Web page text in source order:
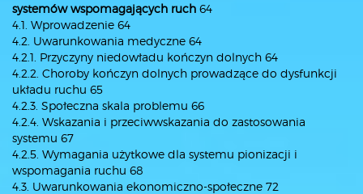
systemów wspomagających ruch 64
4.1. Wprowadzenie 64
4.2. Uwarunkowania medyczne 64
4.2.1. Przyczyny niedowładu kończyn dolnych 64
4.2.2. Choroby kończyn dolnych prowadzące do dysfunkcji
układu ruchu 65
4.2.3. Społeczna skala problemu 66
4.2.4. Wskazania i przeciwwskazania do zastosowania
systemu 67
4.2.5. Wymagania użytkowe dla systemu pionizacji i
wspomagania ruchu 68
4.3. Uwarunkowania ekonomiczno-społeczne 72